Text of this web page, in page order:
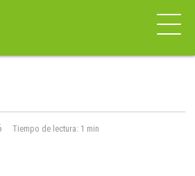
Tiempo de lectura: 1 min